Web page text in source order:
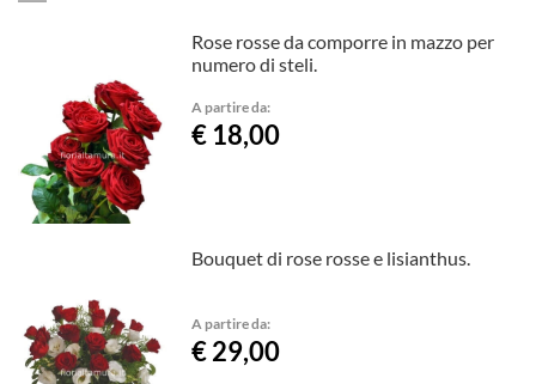
Rose rosse da comporre in mazzo per
numero di steli.
A partire da:
€ 18,00
Bouquet di rose rosse e lisianthus.
A partire da:
€ 29,00